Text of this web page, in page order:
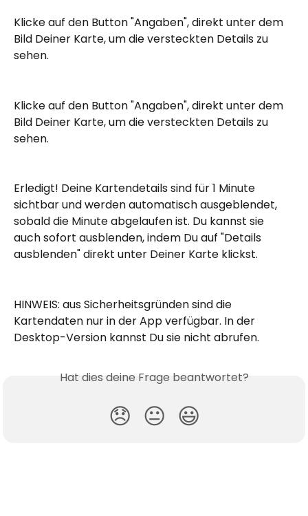
Klicke auf den Button "Angaben", direkt unter dem
Bild Deiner Karte, um die versteckten Details zu
sehen.
Klicke auf den Button "Angaben", direkt unter dem
Bild Deiner Karte, um die versteckten Details zu
sehen.
Erledigt! Deine Kartendetails sind für 1 Minute
sichtbar und werden automatisch ausgeblendet,
sobald die Minute abgelaufen ist. Du kannst sie
auch sofort ausblenden, indem Du auf "Details
ausblenden" direkt unter Deiner Karte klickst.
HINWEIS: aus Sicherheitsgründen sind die
Kartendaten nur in der App verfügbar. In der
Desktop-Version kannst Du sie nicht abrufen.
Hat dies deine Frage beantwortet?
😞 😐 😃